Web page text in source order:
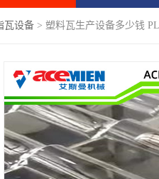
瓦设备 > 塑料瓦生产设备多少钱